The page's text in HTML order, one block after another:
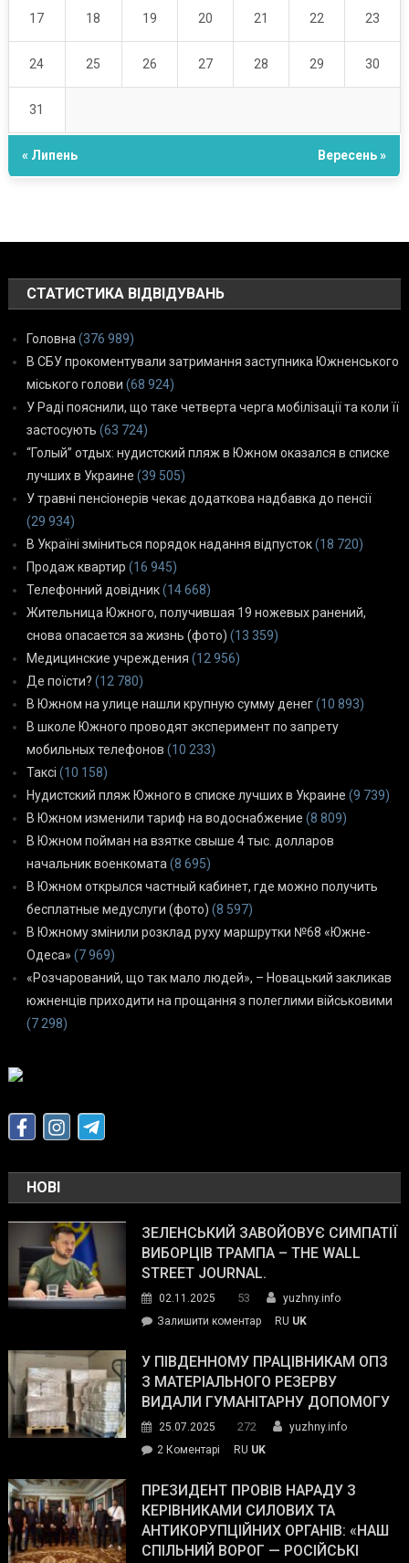
17 18 19 20 21 22 23
24 25 26 27 28 29 30
31
« Липень Вересень »
СТАТИСТИКА ВІДВІДУВАНЬ
Головна (376 989)
В СБУ прокоментували затримання заступника Южненського
міського голови (68 924)
У Раді пояснили, що таке четверта черга мобілізації та коли її
застосують (63 724)
“Голый” отдых: нудистский пляж в Южном оказался в списке
лучших в Украине (39 505)
У травні пенсіонерів чекає додаткова надбавка до пенсії
(29 934)
В Україні зміниться порядок надання відпусток(18 720)
Продаж квартир (16 945)
Телефонний довідник(14 668)
Жительница Южного, получившая 19 ножевых ранений,
снова опасается за жизнь (фото) (13 359)
Медицинские учреждения (12 956)
Де поїсти? (12 780)
В Южном на улице нашли крупную сумму денег(10 893)
В школе Южного проводят эксперимент по запрету
мобильных телефонов (10 233)
Таксі (10 158)
Нудистский пляж Южного в списке лучших в Украине (9 739)
В Южном изменили тариф на водоснабжение (8 809)
В Южном пойман на взятке свыше 4 тыс. долларов
начальник военкомата (8 695)
В Южном открылся частный кабинет, где можно получить
бесплатные медуслуги (фото) (8 597)
В Южному змінили розклад руху маршрутки №68 «Южне-
Одеса» (7 969)
«Розчарований, що так мало людей», – Новацький закликав
южненців приходити на прощання з полеглими військовими
(7 298)
НОВІ
ЗЕЛЕНСЬКИЙ ЗАВОЙОВУЄ СИМПАТІЇ
ВИБОРЦІВ ТРАМПА – THE WALL
STREET JOURNAL.
02.11.2025 53
yuzhny.info
Залишити коментарon
завойовує
симпатії
виборців
The
Street
Journal.
RU UK
У ПІВДЕННОМУ ПРАЦІВНИКАМ ОПЗ
З МАТЕРІАЛЬНОГО РЕЗЕРВУ
ВИДАЛИ ГУМАНІТАРНУ ДОПОМОГУ
25.07.2025 272
yuzhny.info
2 Коментарі
Південному
працівникам
ОПЗ
з
RU UK
ПРЕЗИДЕНТ ПРОВІВ НАРАДУ З
КЕРІВНИКАМИ СИЛОВИХ ТА
АНТИКОРУПЦІЙНИХ ОРГАНІВ: «НАШ
СПІЛЬНИЙ ВОРОГ — РОСІЙСЬКІ